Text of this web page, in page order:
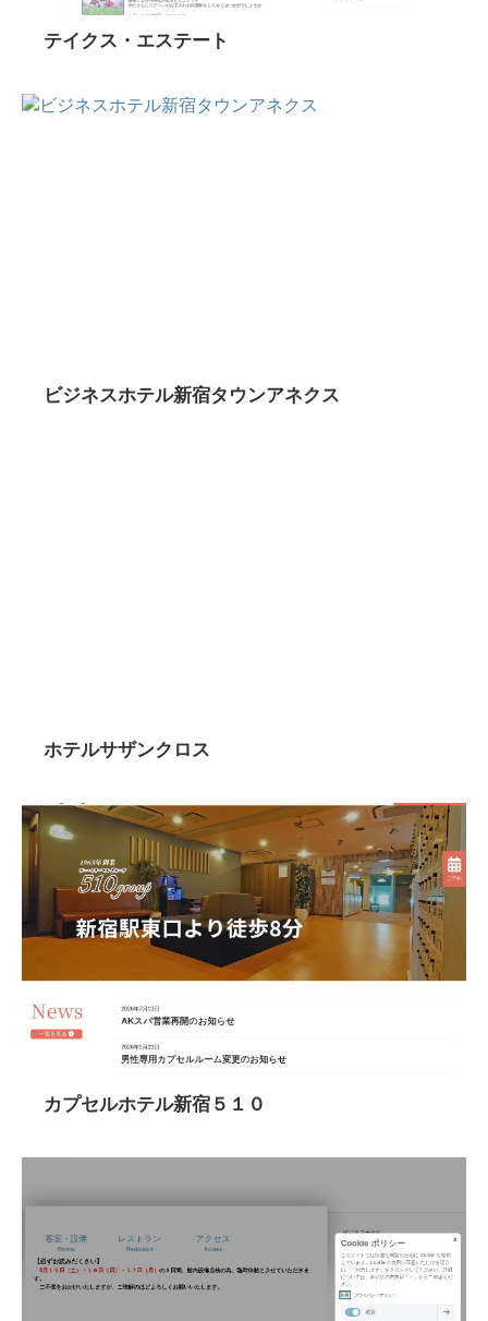
テイクス・エステート
ビジネスホテル新宿タウンアネクス
ホテルサザンクロス
カプセルホテル新宿５１０